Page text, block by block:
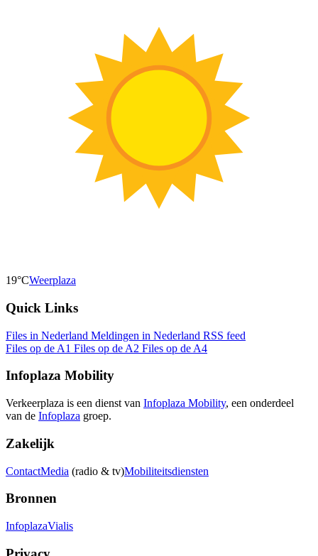
19°CWeerplaza
Quick Links
Files in Nederland Meldingen in Nederland RSS feed
Files op de A1 Files op de A2 Files op de A4
Infoplaza Mobility
Verkeerplaza is een dienst van Infoplaza Mobility, een onderdeel
van de Infoplaza groep.
Zakelijk
ContactMedia (radio & tv)Mobiliteitsdiensten
Bronnen
InfoplazaVialis